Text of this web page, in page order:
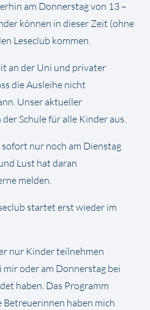
am Donnerstag von 13 –
können in dieser Zeit (ohne
Leseclub kommen.
an der Uni und privater
die Ausleihe nicht
Unser aktueller
Schule für alle Kinder aus.
nur noch am Dienstag
Lust hat daran
melden.
startet erst wieder im
nur Kinder teilnehmen
mir oder am Donnerstag bei
haben. Das Programm
Betreuerinnen haben mich